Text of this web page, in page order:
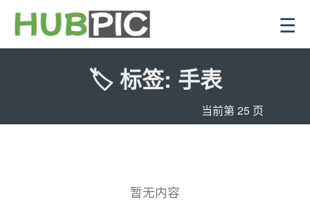
☰
🏷️ 标签: 手表
当前第 25 页
暂无内容